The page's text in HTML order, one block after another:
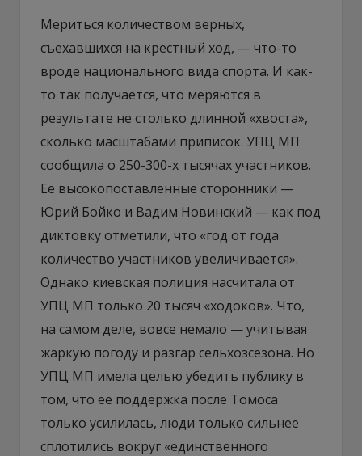
Мериться количеством верных,
съехавшихся на крестный ход, — что-то
вроде национального вида спорта. И как-
то так получается, что меряются в
результате не столько длинной «хвоста»,
сколько масштабами приписок. УПЦ МП
сообщила о 250-300-х тысячах участников.
Ее высокопоставленные сторонники —
Юрий Бойко и Вадим Новинский — как под
диктовку отметили, что «год от года
количество участников увеличивается».
Однако киевская полиция насчитала от
УПЦ МП только 20 тысяч «ходоков». Что,
на самом деле, вовсе немало — учитывая
жаркую погоду и разгар сельхозсезона. Но
УПЦ МП имела целью убедить публику в
том, что ее поддержка после Томоса
только усилилась, люди только сильнее
сплотились вокруг «единственного